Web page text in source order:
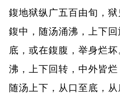
鍑地狱纵广五百由旬，
鍑中，随汤涌沸，上下
底，或在鍑腹，举身烂
沸，上下回转，中外皆烂
随汤上下，从口至底，